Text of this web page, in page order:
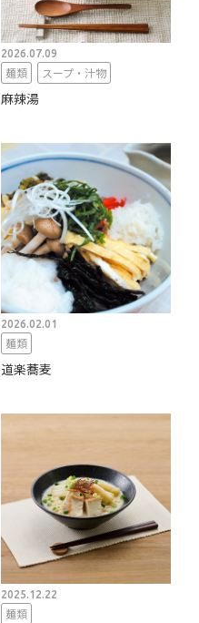
2026.07.09
麺類 スープ・汁物
麻辣湯
2026.02.01
麺類
道楽蕎麦
2025.12.22
麺類